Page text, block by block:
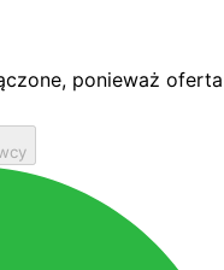
ponieważ oferta